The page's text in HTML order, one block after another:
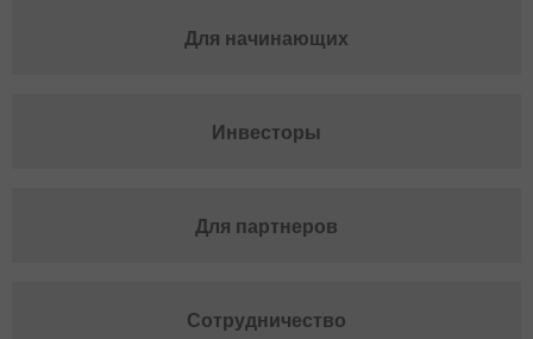
Для начинающих
Инвесторы
Для партнеров
Сотрудничество